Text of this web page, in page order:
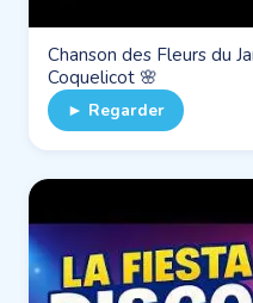
Chanson des Fleurs du
Coquelicot 🌸
► Regarder